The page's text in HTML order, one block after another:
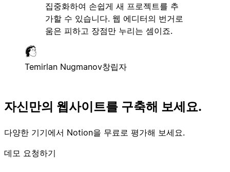
집중화하여 손쉽게 새 프로젝트를 추
가할 수 있습니다. 웹 에디터의 번거로
움은 피하고 장점만 누리는 셈이죠.
Temirlan Nugmanov창립자
자신만의 웹사이트를 구축해 보세요.
다양한 기기에서 Notion을 무료로 평가해 보세요.
데모 요청하기